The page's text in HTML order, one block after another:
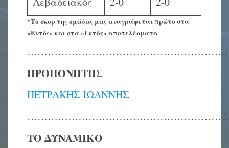
*Το σκορ της ομάδας μας αναγράφεται πρώτο στα
«Εντός» και στα «Εκτός» αποτελέσματα
ΠΡΟΠΟΝΗΤΗΣ
ΠΕΤΡΑΚΗΣ ΙΩΑΝΝΗΣ
ΤΟ ΔΥΝΑΜΙΚΟ